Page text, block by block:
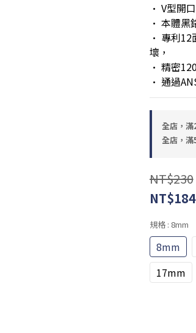
• V型開
• 本體黑
• 專利12
壞，
• 精密
• 通過
全店，
全店，
NT$230
NT$184
規格 : 8mm
8mm
17mm